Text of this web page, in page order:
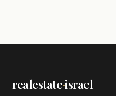
realestate·israel